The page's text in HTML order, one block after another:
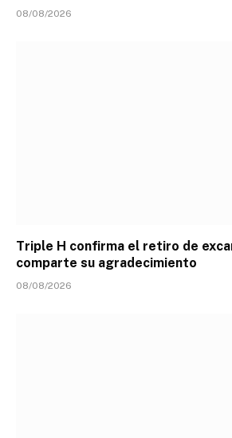
08/08/2026
Triple H confirma el retiro de
comparte su agradecimiento
08/08/2026